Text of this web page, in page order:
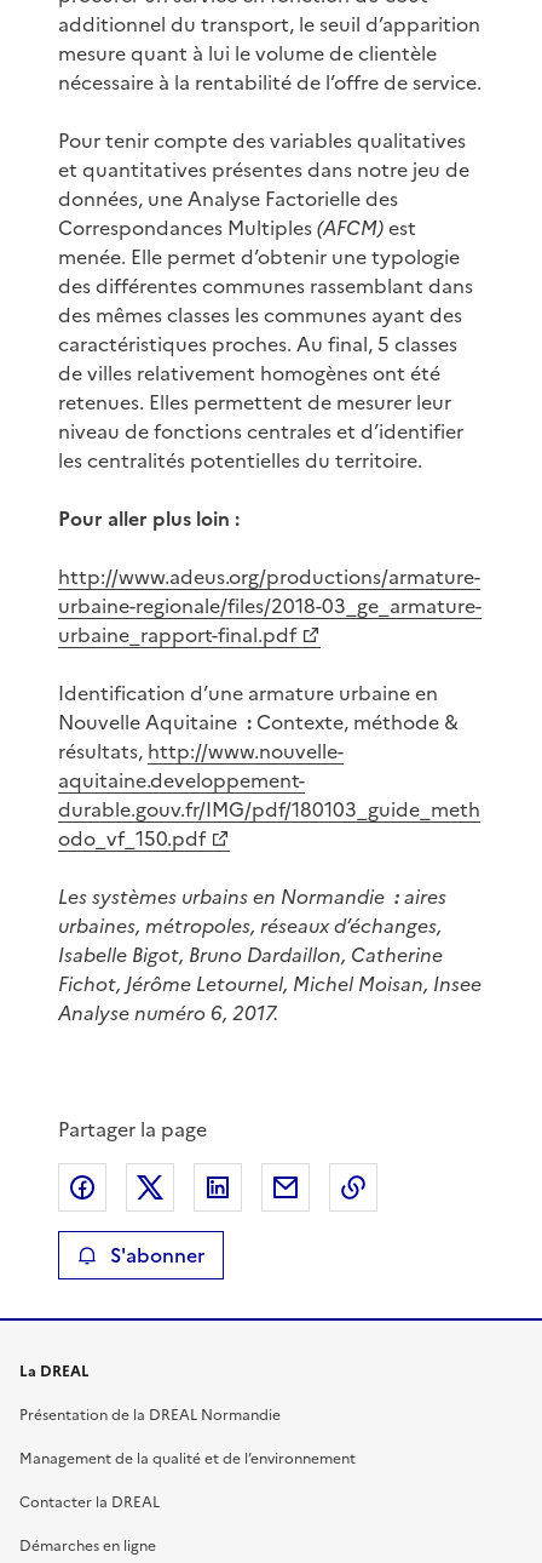
additionnel du transport, le seuil d’apparition
mesure quant à lui le volume de clientèle
nécessaire à la rentabilité de l’offre de service.
Pour tenir compte des variables qualitatives
et quantitatives présentes dans notre jeu de
données, une Analyse Factorielle des
Correspondances Multiples(AFCM)est
menée. Elle permet d’obtenir une typologie
des différentes communes rassemblant dans
des mêmes classes les communes ayant des
caractéristiques proches. Au final, 5 classes
de villes relativement homogènes ont été
retenues. Elles permettent de mesurer leur
niveau de fonctions centrales et d’identifier
les centralités potentielles du territoire.
Pour aller plus loin :
http://www.adeus.org/productions/armature-
urbaine-regionale/files/2018-03_ge_armature-
urbaine_rapport-final.pdf
Identification d’une armature urbaine en
Nouvelle Aquitaine : Contexte, méthode &
résultats, http://www.nouvelle-
aquitaine.developpement-
durable.gouv.fr/IMG/pdf/180103_guide_meth
odo_vf_150.pdf
Les systèmes urbains en Normandie :aires
urbaines, métropoles, réseaux d’échanges,
Isabelle Bigot, Bruno Dardaillon, Catherine
Fichot, Jérôme Letournel, Michel Moisan, Insee
Analyse numéro 6, 2017.
Partager la page
Partager sur Facebook
Partager sur XPartager sur LinkedIn
Partager par email
S'abonner
La DREAL
Présentation de la DREAL Normandie
Management de la qualité et de l’environnement
Contacter la DREAL
Démarches en ligne